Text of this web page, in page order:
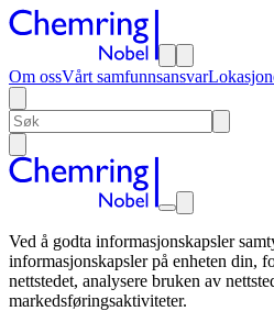
Om ossVårt samfunnsansvar
Ved å godta informasjonskapsler
informasjonskapsler på enheten din,
nettstedet, analysere bruken av
markedsføringsaktiviteter.